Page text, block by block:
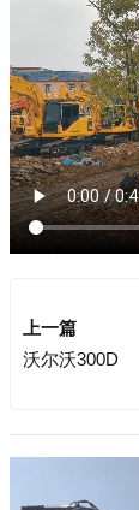
上一篇
沃尔沃300D